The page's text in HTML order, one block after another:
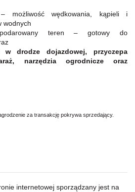
możliwość wędkowania, kąpieli i
wodnych
teren – gotowy do
w drodze dojazdowej, przyczepa
narzędzia ogrodnicze oraz
za transakcję pokrywa sprzedający.
internetowej sporządzany jest na